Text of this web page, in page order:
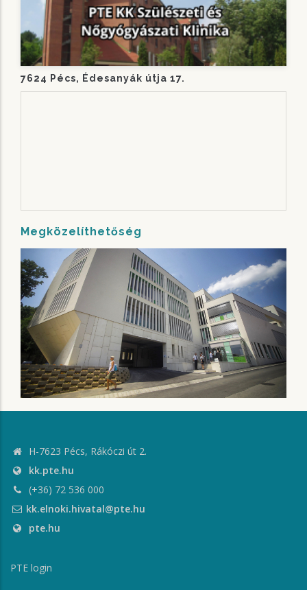
7624 Pécs, Édesanyák útja 17.
Megközelíthetőség
H-7623 Pécs, Rákóczi út 2.
kk.pte.hu
(+36) 72 536 000
kk.elnoki.hivatal@pte.hu
pte.hu
PTE login